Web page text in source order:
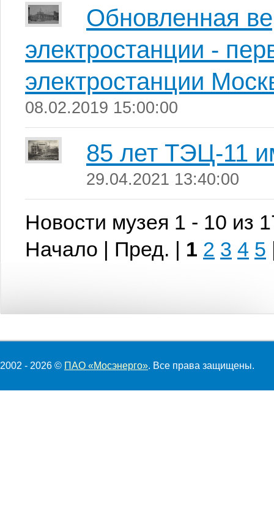
Обновленная
электростанции -
электростанции
08.02.2019 15:00:00
85 лет ТЭЦ-11
29.04.2021 13:40:00
Новости музея 1 - 10 из
Начало | Пред. | 1 2 3 4 5
2002 - 2026 © ПАО «Мосэнерго». Все права защищены.